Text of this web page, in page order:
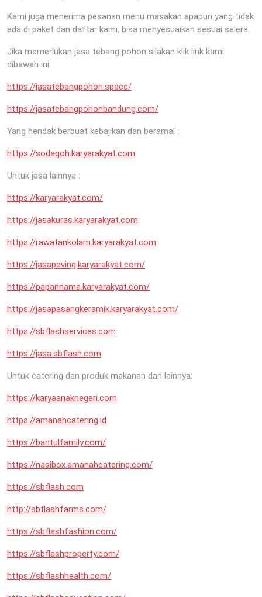
Kami juga menerima pesanan menu masakan apapun yang tidak
ada di paket dan daftar kami, bisa menyesuaikan sesuai selera.
Jika memerlukan jasa tebang pohon silakan klik link kami
dibawah ini:
https://jasatebangpohon.space/
https://jasatebangpohonbandung.com/
Yang hendak berbuat kebajikan dan beramal :
https://sodaqoh.karyarakyat.com
Untuk jasa lainnya :
https://karyarakyat.com/
https://jasakuras.karyarakyat.com
https://rawatankolam.karyarakyat.com
https://jasapaving.karyarakyat.com/
https://papannama.karyarakyat.com/
https://jasapasangkeramik.karyarakyat.com/
https://sbflashservices.com
https://jasa.sbflash.com
Untuk catering dan produk makanan dan lainnya:
https://karyaanaknegeri.com
https://amanahcatering.id
https://bantulfamily.com/
https://nasibox.amanahcatering.com/
https://sbflash.com
http://sbflashfarms.com/
https://sbflashfashion.com/
https://sbflashproperty.com/
https://sbflashhealth.com/